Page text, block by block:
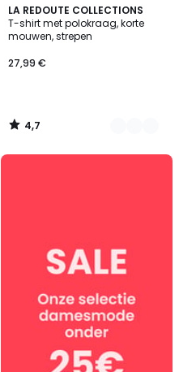
LA REDOUTE COLLECTIONS
T-shirt met polokraag, korte
mouwen, strepen
27,99 €
4,7
/ 5
2
Kleuren
4,7
/
Onze